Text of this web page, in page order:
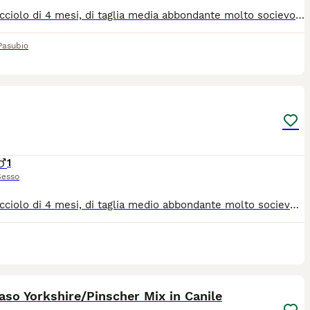
È un cucciolo di 4 mesi, di taglia media abbondante molto socievole ed affettuoso con le persone, ma avrà bisogno di educazione e socialità e tempo a disposizione da dedicare a lui. Si trova in provincia di Salerno, ma può raggiungere anche il centro Nord. Se interessati lasciate un messaggio di presentazione con età tipologia di abitazione tempo dedicare i cani specificando se il cane sta dentro oppure fuori.
1
È un cucciolo di 4 mesi, di taglia medio abbondante molto socievole ed affettuoso con le persone, ma avrà bisogno di educazione e socialità e tempo a disposizione da dedicare a lui. Si trova in provincia di Salerno, ma può raggiungere anche il centro Nord. Se interessati lasciate un messaggio di presentazione con età tipologia di abitazione tempo dedicare i cani specificando se il cane sta dentro oppure fuori.
Yorkshire/Pinscher Mix in Canile